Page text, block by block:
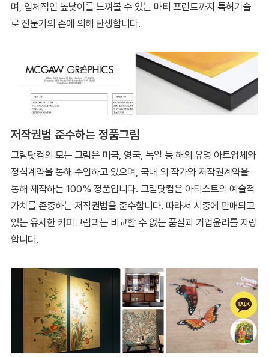
며, 입체적인 높낮이를 느껴볼 수 있는 마티 프린트까지 특허기술
로 전문가의 손에 의해 탄생합니다.
저작권법 준수하는 정품그림
그림닷컴의 모든 그림은 미국, 영국, 독일 등 해외 유명 아트업체와
정식계약을 통해 수입하고 있으며, 국내 외 작가와 저작권계약을
통해 제작하는 100% 정품입니다. 그림닷컴은 아티스트의 예술적
가치를 존중하는 저작권법을 준수합니다. 따라서 시중에 판매되고
있는 유사한 카피그림과는 비교할 수 없는 품질과 기업윤리를 자랑
합니다.